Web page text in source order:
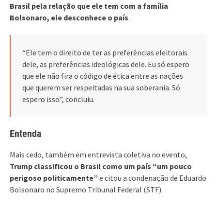
Brasil pela relação que ele tem com a família
Bolsonaro, ele desconhece o país.
“Ele tem o direito de ter as preferências eleitorais
dele, as preferências ideológicas dele. Eu só espero
que ele não fira o código de ética entre as nações
que querem ser respeitadas na sua soberania. Só
espero isso”, concluiu.
Entenda
Mais cedo, também em entrevista coletiva no evento,
Trump classificou o Brasil como um país “um pouco
perigoso politicamente” e citou a condenação de Eduardo
Bolsonaro no Supremo Tribunal Federal (STF).